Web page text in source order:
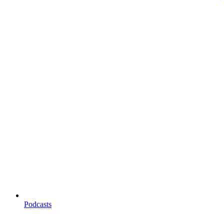
Podcasts